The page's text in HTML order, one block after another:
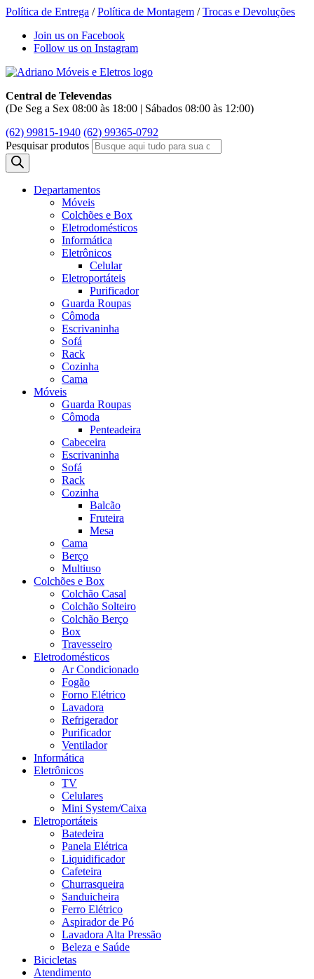
Política de Entrega /Política de Montagem /Trocas e Devoluções
Join us on Facebook
Follow us on Instagram
Central de Televendas
(De Seg a Sex 08:00 às 18:00 | Sábados 08:00 às 12:00)
(62) 99815-1940 (62) 99365-0792
Pesquisar produtos
Departamentos
Móveis
Colchões e Box
Eletrodomésticos
Informática
Eletrônicos
Celular
Eletroportáteis
Purificador
Guarda Roupas
Cômoda
Escrivaninha
Sofá
Rack
Cozinha
Cama
Móveis
Guarda Roupas
Cômoda
Penteadeira
Cabeceira
Escrivaninha
Sofá
Rack
Cozinha
Balcão
Fruteira
Mesa
Cama
Berço
Multiuso
Colchões e Box
Colchão Casal
Colchão Solteiro
Colchão Berço
Box
Travesseiro
Eletrodomésticos
Ar Condicionado
Fogão
Forno Elétrico
Lavadora
Refrigerador
Purificador
Ventilador
Informática
Eletrônicos
TV
Celulares
Mini System/Caixa
Eletroportáteis
Batedeira
Panela Elétrica
Liquidificador
Cafeteira
Churrasqueira
Sanduicheira
Ferro Elétrico
Aspirador de Pó
Lavadora Alta Pressão
Beleza e Saúde
Bicicletas
Atendimento